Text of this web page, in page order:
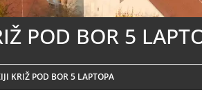
POD BOR 5
KRIŽ POD BOR 5 LAPTOPA